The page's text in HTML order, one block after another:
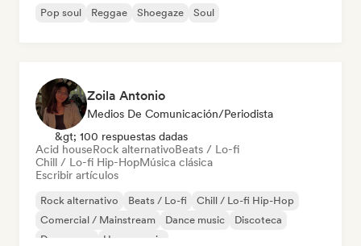
Pop soul Reggae Shoegaze Soul
Zoila Antonio
Medios De Comunicación/Periodista
&gt; 100 respuestas dadas
Acid houseRock alternativoBeats / Lo-fi
Chill / Lo-fi Hip-HopMúsica clásica
Escribir artículos
Rock alternativo Beats / Lo-fi
Chill / Lo-fi Hip-Hop
Comercial / Mainstream
Dance music
Discoteca
Dream pop
House music